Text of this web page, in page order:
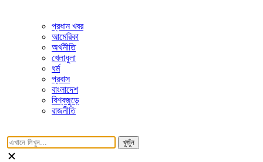
প্রধান খবর
আমেরিকা
অর্থনীতি
খেলাধুলা
ধর্ম
প্রবাস
বাংলাদেশ
বিশ্বজুড়ে
রাজনীতি
খুজুঁন